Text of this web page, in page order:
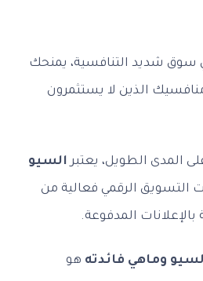
سوق شديد التنافسية، يمنحك
الذين لا يستثمرون
المدى الطويل، يعتبرالسيو
التسويق الرقمي فعالية من
المدفوعة.
وماهي فائدته هو